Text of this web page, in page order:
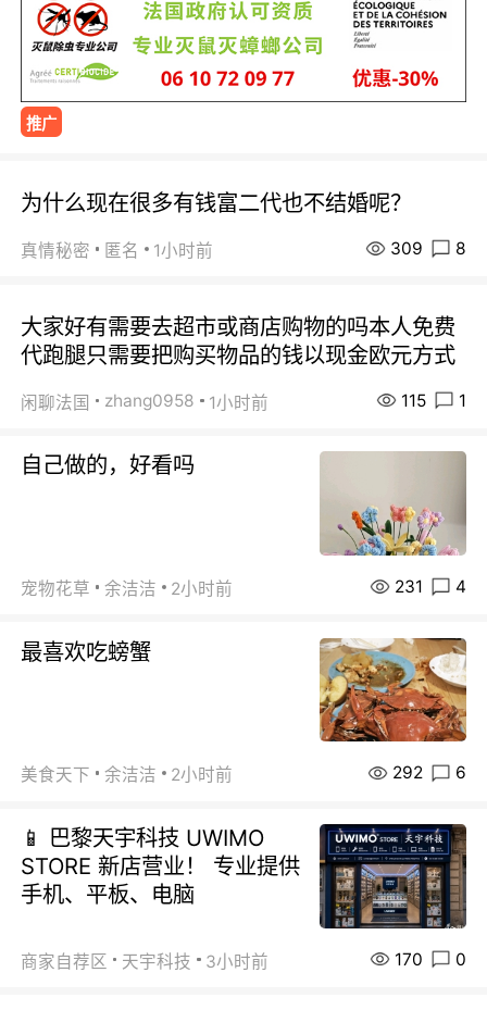
推广
为什么现在很多有钱富二代也不结婚呢？
真情秘密 匿名 1小时前 309 8
大家好有需要去超市或商店购物的吗本人免费
代跑腿只需要把购买物品的钱以现金欧元方式
闲聊法国 zhang0958 1小时前 115 1
自己做的，好看吗
宠物花草 余洁洁 2小时前 231 4
最喜欢吃螃蟹
美食天下 余洁洁 2小时前 292 6
📱 巴黎天宇科技 UWIMO
STORE 新店营业！ 专业提供
手机、平板、电脑
商家自荐区 天宇科技 3小时前 170 0